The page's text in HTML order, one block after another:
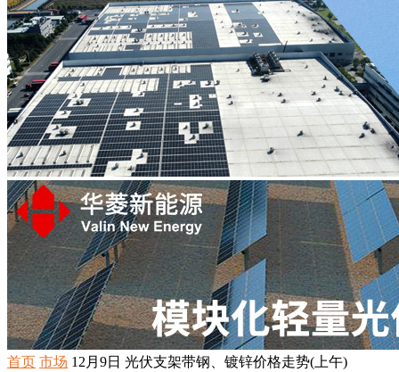
首页 市场 12月9日 光伏支架带钢、镀锌价格走势(上午)